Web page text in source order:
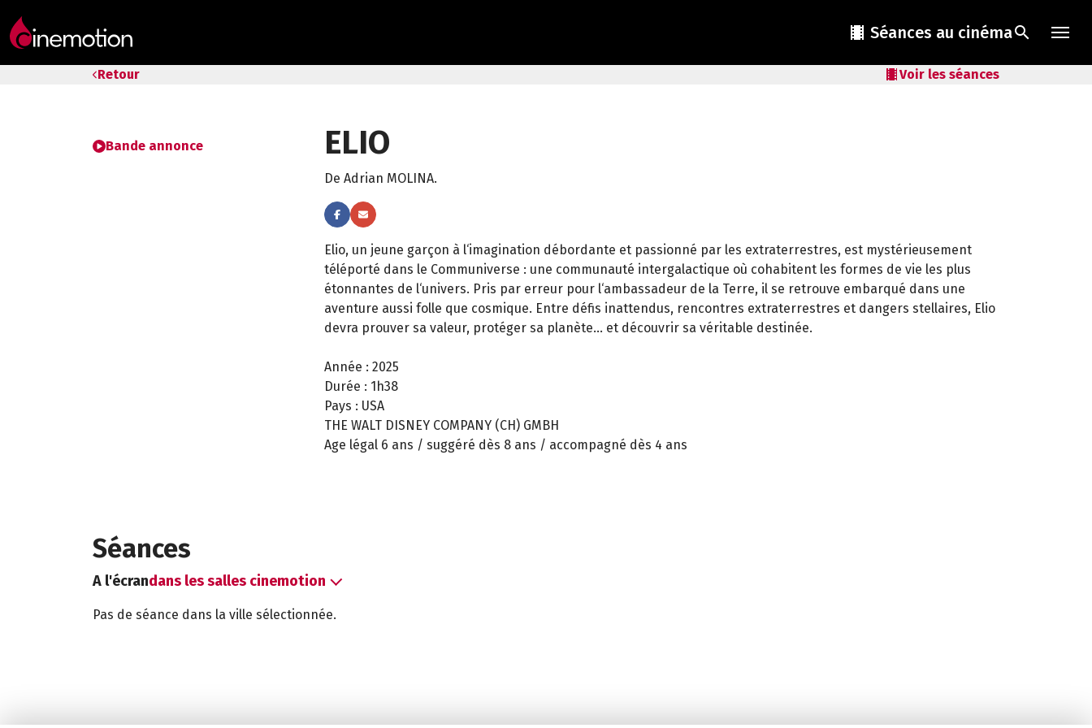
local_movies Séances au cinémasearch
Retour local_movies Voir les séances
Bande annonce ELIO
De Adrian MOLINA.
Elio, un jeune garçon à l‘imagination débordante et passionné par les extraterrestres, est mystérieusement
téléporté dans le Communiverse : une communauté intergalactique où cohabitent les formes de vie les plus
étonnantes de l‘univers. Pris par erreur pour l‘ambassadeur de la Terre, il se retrouve embarqué dans une
aventure aussi folle que cosmique. Entre défis inattendus, rencontres extraterrestres et dangers stellaires, Elio
devra prouver sa valeur, protéger sa planète… et découvrir sa véritable destinée.
Année : 2025
Durée : 1h38
Pays : USA
THE WALT DISNEY COMPANY (CH) GMBH
Age légal 6 ans / suggéré dès 8 ans / accompagné dès 4 ans
Séances
A l'écrandans les salles cinemotion
Pas de séance dans la ville sélectionnée.
Bons cadeaux